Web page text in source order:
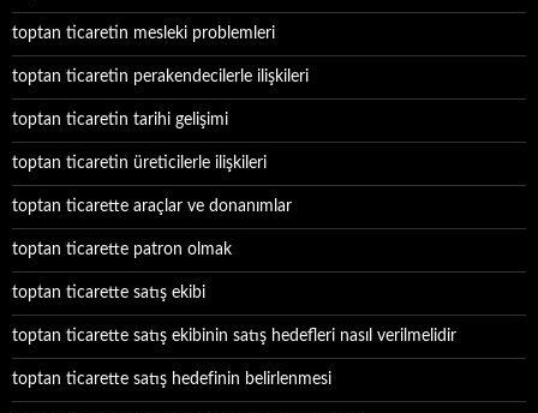
toptan ticaretin mesleki problemleri
toptan ticaretin perakendecilerle ilişkileri
toptan ticaretin tarihi gelişimi
toptan ticaretin üreticilerle ilişkileri
toptan ticarette araçlar ve donanımlar
toptan ticarette patron olmak
toptan ticarette satış ekibi
toptan ticarette satış ekibinin satış hedefleri nasıl verilmelidir
toptan ticarette satış hedefinin belirlenmesi